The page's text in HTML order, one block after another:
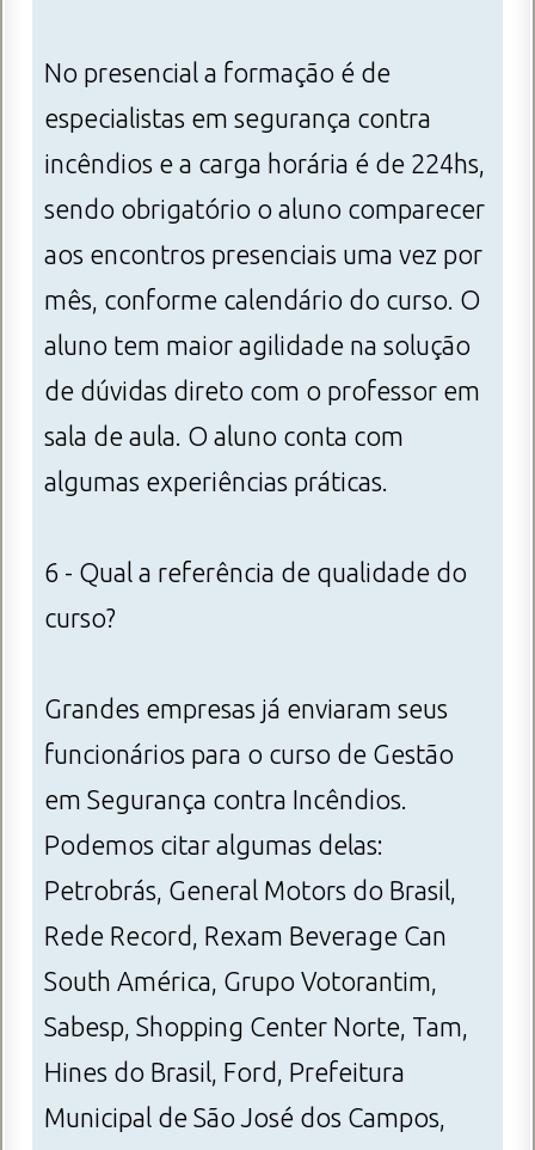
No presencial a formação é de
especialistas em segurança contra
incêndios e a carga horária é de 224hs,
sendo obrigatório o aluno comparecer
aos encontros presenciais uma vez por
mês, conforme calendário do curso. O
aluno tem maior agilidade na solução
de dúvidas direto com o professor em
sala de aula. O aluno conta com
algumas experiências práticas.
6 - Qual a referência de qualidade do
curso?
Grandes empresas já enviaram seus
funcionários para o curso de Gestão
em Segurança contra Incêndios.
Podemos citar algumas delas:
Petrobrás, General Motors do Brasil,
Rede Record, Rexam Beverage Can
South América, Grupo Votorantim,
Sabesp, Shopping Center Norte, Tam,
Hines do Brasil, Ford, Prefeitura
Municipal de São José dos Campos,